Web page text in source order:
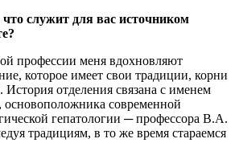
служит для вас источником
профессии меня вдохновляют
которое имеет свои традиции, корни
отделения связана с именем
основоположника современной
гепатологии ─ профессора В.А.
традициям, в то же время стараемся